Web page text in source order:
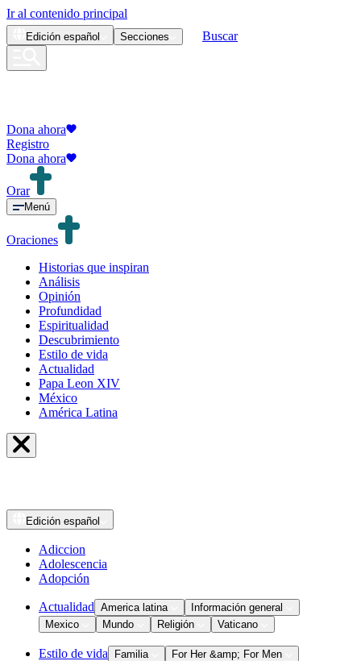
Ir al contenido principal
Edición español Secciones Buscar
Dona ahora
Registro
Dona ahora
Orar
Menú
Oraciones
Historias que inspiran
Análisis
Opinión
Profundidad
Espiritualidad
Descubrimiento
Estilo de vida
Actualidad
Papa Leon XIV
México
América Latina
Edición español
Adiccion
Adolescencia
Adopción
Actualidad America latina
Información general
Mexico
Mundo Religión Vaticano
Estilo de vida Familia
For Her &amp; For Men